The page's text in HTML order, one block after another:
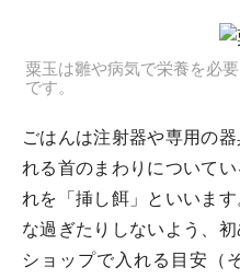
粟玉は雛や病気で栄養を必
です。
ごはんは注射器や専用の
れる首のまわりについて
れを「挿し餌」といいま
な過ぎたりしないよう、
ショップで入れる目安（